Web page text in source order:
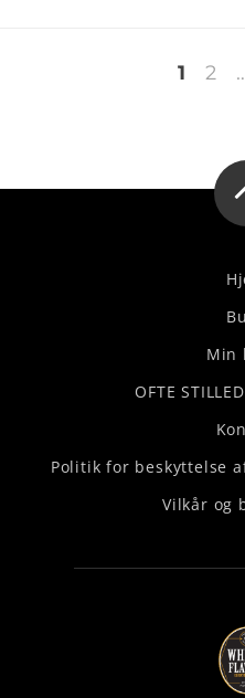
1 2
Min
OFTE
Politik for beskyttelse
Vilkår og